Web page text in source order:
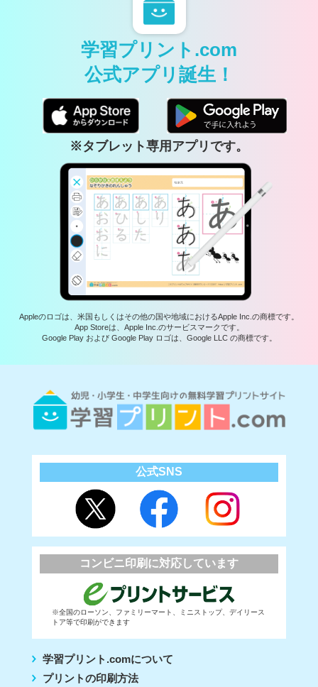
学習プリント.com
公式アプリ誕生！
※タブレット専用アプリです。
Appleのロゴは、米国もしくはその他の国や地域におけるApple Inc.の商標です。
App Storeは、Apple Inc.のサービスマークです。
Google Play および Google Play ロゴは、Google LLC の商標です。
公式SNS
コンビニ印刷に対応しています
※全国のローソン、ファミリーマート、ミニストップ、デイリース
トア等で印刷ができます
学習プリント.comについて
プリントの印刷方法